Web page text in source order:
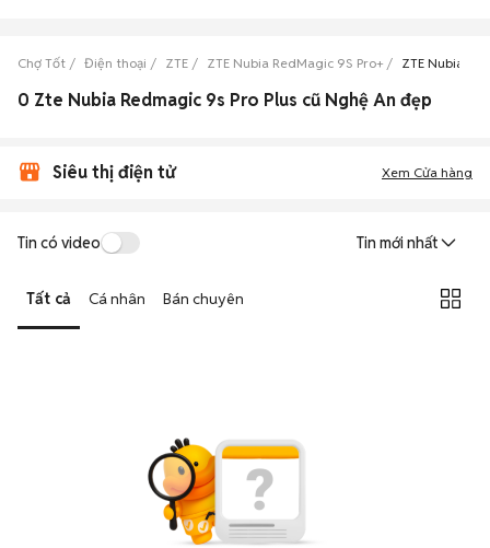
Chợ Tốt Điện thoại ZTE ZTE Nubia RedMagic 9S Pro+ ZTE Nubia
0 Zte Nubia Redmagic 9s Pro Plus cũ Nghệ An đẹp
Siêu thị điện tử Xem Cửa hàng
Tin có video Tin mới nhất
Tất cả Cá nhân Bán chuyên